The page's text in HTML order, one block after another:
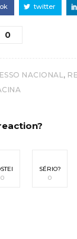
twitter
0
NACIONAL,
0
SÉRIO?
0